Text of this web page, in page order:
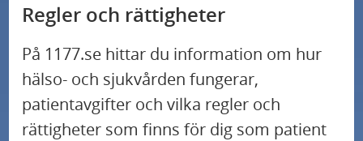
Det här gäller när du söker råd och stöd
enligt LSS
Regler och rättigheter
På 1177.se hittar du information om hur
hälso- och sjukvården fungerar,
patientavgifter och vilka regler och
rättigheter som finns för dig som patient